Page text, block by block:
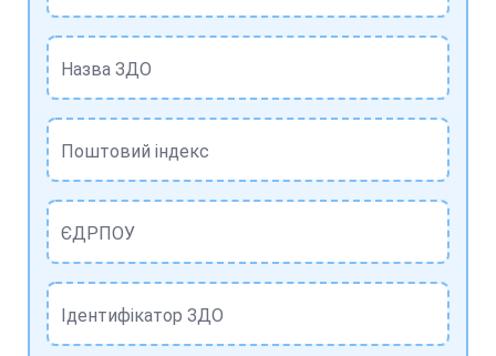
Назва ЗДО
Поштовий індекс
ЄДРПОУ
Ідентифікатор ЗДО